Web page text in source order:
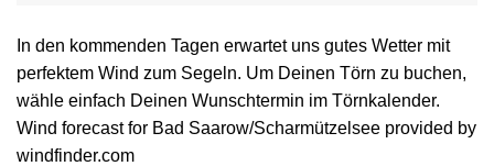
In den kommenden Tagen erwartet uns gutes Wetter mit
perfektem Wind zum Segeln. Um Deinen Törn zu buchen,
wähle einfach Deinen Wunschtermin im Törnkalender.
Wind forecast for Bad Saarow/Scharmützelsee provided by
windfinder.com